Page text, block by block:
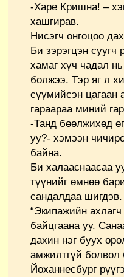
-Харе Кришна! –
хашгирав.
Нисэгч онгоцоо
Би зэрэгцэн суугч
хамаг хүч чадал
болжээ. Тэр яг л
сүүмийсэн цагаан
гараараа миний
-Танд бөөлжихөд
уу?- хэмээн
байна.
Би халааснаасаа
түүнийг өмнөө
сандалдаа шигдэв.
“Экипажийн
байцгаана уу.
дахин нэг буух
амжилтгүй болвол
Йоханнесбург